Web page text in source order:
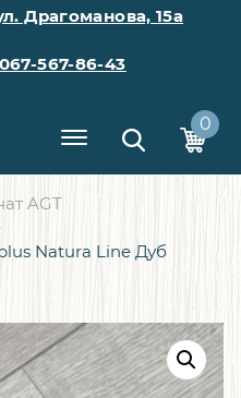
Драгоманова, 15а
567-86-43
0
AGT
Natura Line Дуб